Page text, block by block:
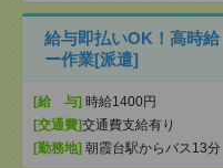
給与即払いOK！高時
ー作業[派遣]
[給 与] 時給1400円
[交通費]交通費支給有り
[勤務地] 朝霞台駅からバス13分